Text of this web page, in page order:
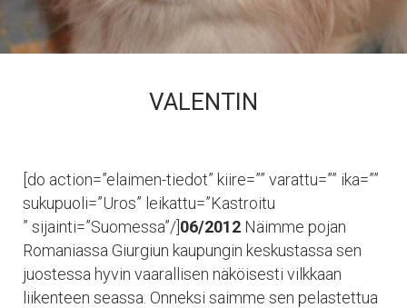
VALENTIN
[do action=”elaimen-tiedot” kiire=”” varattu=”” ika=””
sukupuoli=”Uros” leikattu=”Kastroitu
” sijainti=”Suomessa”/] 06/2012 Näimme pojan
Romaniassa Giurgiun kaupungin keskustassa sen
juostessa hyvin vaarallisen näköisesti vilkkaan
liikenteen seassa. Onneksi saimme sen pelastettua